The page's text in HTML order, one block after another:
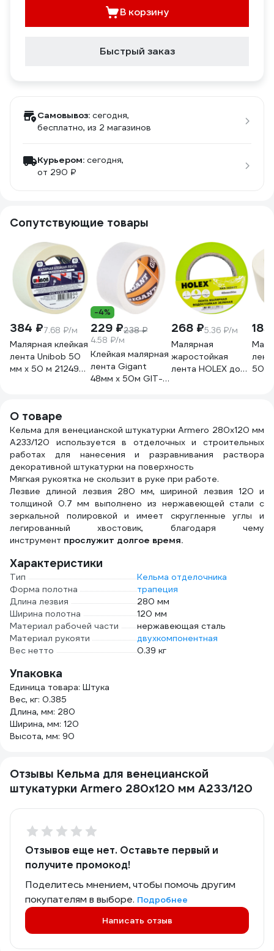
В корзину
Быстрый заказ
Самовывоз: сегодня,
бесплатно, из 2 магазинов
Курьером: сегодня,
от 290 ₽
Сопутствующие товары
384 ₽7.68 ₽/м
Малярная клейкая
лента Unibob 50
мм х 50 м 212496
-4%
229 ₽238 ₽
4.58 ₽/м
Клейкая малярная
лента Gigant
48мм x 50м GIT-
268 ₽5.36 ₽/м
Малярная
жаростойкая
лента HOLEX до
185
50
О товаре
Кельма для венецианской штукатурки Armero 280х120 мм
A233/120 используется в отделочных и строительных
работах для нанесения и разравнивания раствора
декоративной штукатурки на поверхность
Мягкая рукоятка не скользит в руке при работе.
Лезвие длиной лезвия 280 мм, шириной лезвия 120 и
толщиной 0.7 мм выполнено из нержавеющей стали с
зеркальной полировкой и имеет скругленные углы и
легированный хвостовик, благодаря чему
инструмент прослужит долгое время.
Характеристики
Тип
Кельма отделочника
Форма полотна
трапеция
Длина лезвия
280 мм
Ширина полотна
120 мм
Материал рабочей части
нержавеющая сталь
Материал рукояти
двухкомпонентная
Вес нетто
0.39 кг
Упаковка
Единица товара: Штука
Вес, кг: 0.385
Длина, мм: 280
Ширина, мм: 120
Высота, мм: 90
Отзывы Кельма для венецианской
штукатурки Armero 280х120 мм A233/120
Отзывов еще нет. Оставьте первый и
получите промокод!
Поделитесь мнением, чтобы помочь другим
покупателям в выборе. Подробнее
Написать отзыв